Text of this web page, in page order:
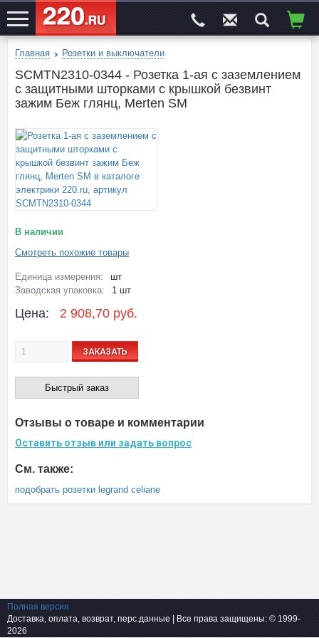
ЭЛЕКТРОСАЙТ№1
Главная Розетки и выключатели
SCMTN2310-0344 - Розетка 1-ая с заземлением
с защитными шторками с крышкой безвинт
зажим Беж глянц, Merten SM
В наличии
Смотреть похожие товары
Единица измерения:
шт
Заводская упаковка:
1 шт
Цена: 2 908,70 руб.
ЗАКАЗАТЬ
Быстрый заказ
Отзывы о товаре и комментарии
Оставить отзыв или задать вопрос
См. также:
подобрать розетки legrand celiane
Полная версия
Доставка, оплата, возврат, перс.данные | Все права защищены: © 1999-
2026